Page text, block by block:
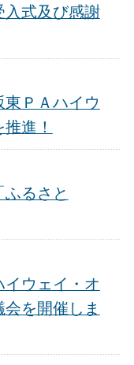
入式及び感謝
ＰＡハイウ
進！
るさと
ウェイ・オ
を開催しま